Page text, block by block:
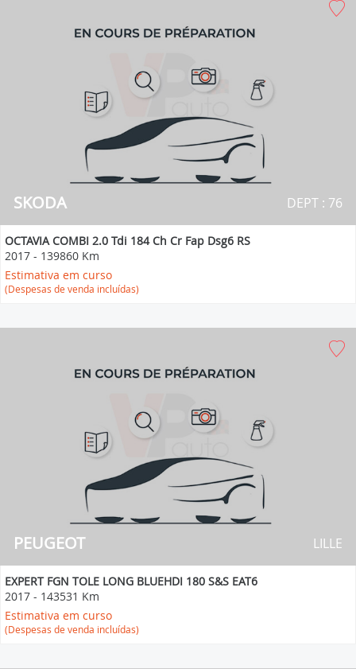
SKODA DEPT : 76
OCTAVIA COMBI 2.0 Tdi 184 Ch Cr Fap Dsg6 RS
2017 - 139860 Km
Estimativa em curso
(Despesas de venda incluídas)
PEUGEOT LILLE
EXPERT FGN TOLE LONG BLUEHDI 180 S&S EAT6
2017 - 143531 Km
Estimativa em curso
(Despesas de venda incluídas)